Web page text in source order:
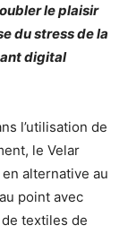
le plaisir
du stress de la
digital
l’utilisation de
le Velar
alternative au
point avec
textiles de